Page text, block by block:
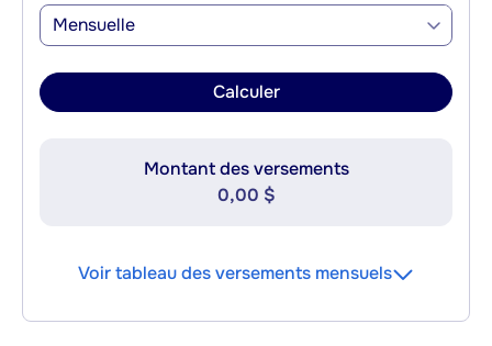
Mensuelle
Calculer
Montant des versements
0,00 $
Voir tableau des versements mensuels